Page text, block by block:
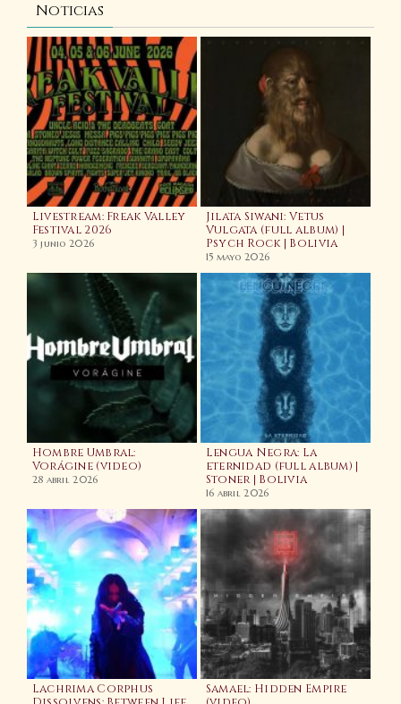
Noticias
Livestream: Freak Valley
Festival 2026
3 junio 2026
Jilata Siwani: Vetus
Vulgata (full album) |
Psych Rock | Bolivia
15 mayo 2026
Hombre Umbral:
Vorágine (video)
28 abril 2026
Lengua Negra: La
eternidad (full album) |
Stoner | Bolivia
16 abril 2026
Lachrima Corphus
Samael: Hidden Empire